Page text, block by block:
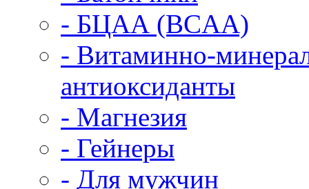
- БЦАА (BCAA)
- Витаминно-
антиоксиданты
- Магнезия
- Гейнеры
- Для мужчин